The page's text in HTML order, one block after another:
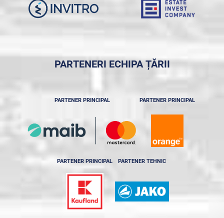
PARTENERI ECHIPA ȚĂRII
PARTENER PRINCIPAL PARTENER PRINCIPAL
PARTENER PRINCIPAL PARTENER TEHNIC